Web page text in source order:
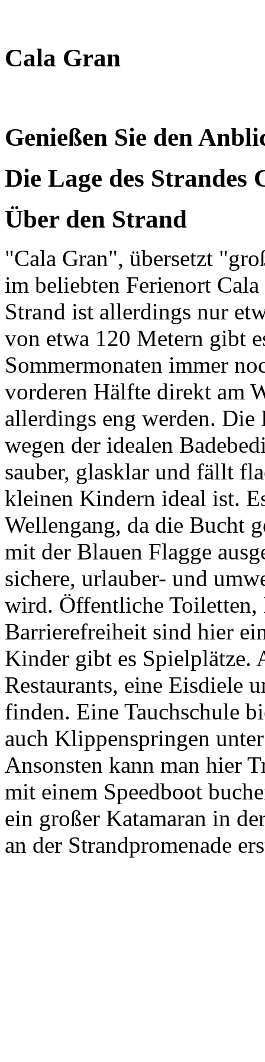
Cala Gran
Genießen Sie den
Die Lage des Strandes
Über den Strand
"Cala Gran", übersetzt
im beliebten Ferienort
Strand ist allerdings nur
von etwa 120 Metern gibt
Sommermonaten immer
vorderen Hälfte direkt am
allerdings eng werden. Die
wegen der idealen
sauber, glasklar und fällt
kleinen Kindern ideal ist.
Wellengang, da die Bucht
mit der Blauen Flagge
sichere, urlauber- und
wird. Öffentliche Toiletten,
Barrierefreiheit sind hier
Kinder gibt es Spielplätze.
Restaurants, eine Eisdiele
finden. Eine Tauchschule
auch Klippenspringen
Ansonsten kann man hier
mit einem Speedboot
ein großer Katamaran in
an der Strandpromenade